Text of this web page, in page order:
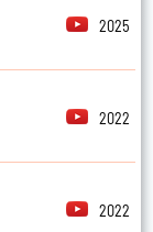
2025
2022
2022